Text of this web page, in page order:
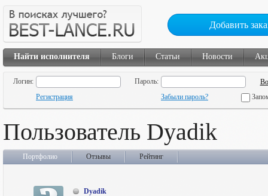
Добавить
Найти исполнителя Блоги Статьи Новости
Логин:
Пароль:
Регистрация
Забыли пароль?
Пользователь Dyadik
Портфолио Отзывы Рейтинг
Dyadik